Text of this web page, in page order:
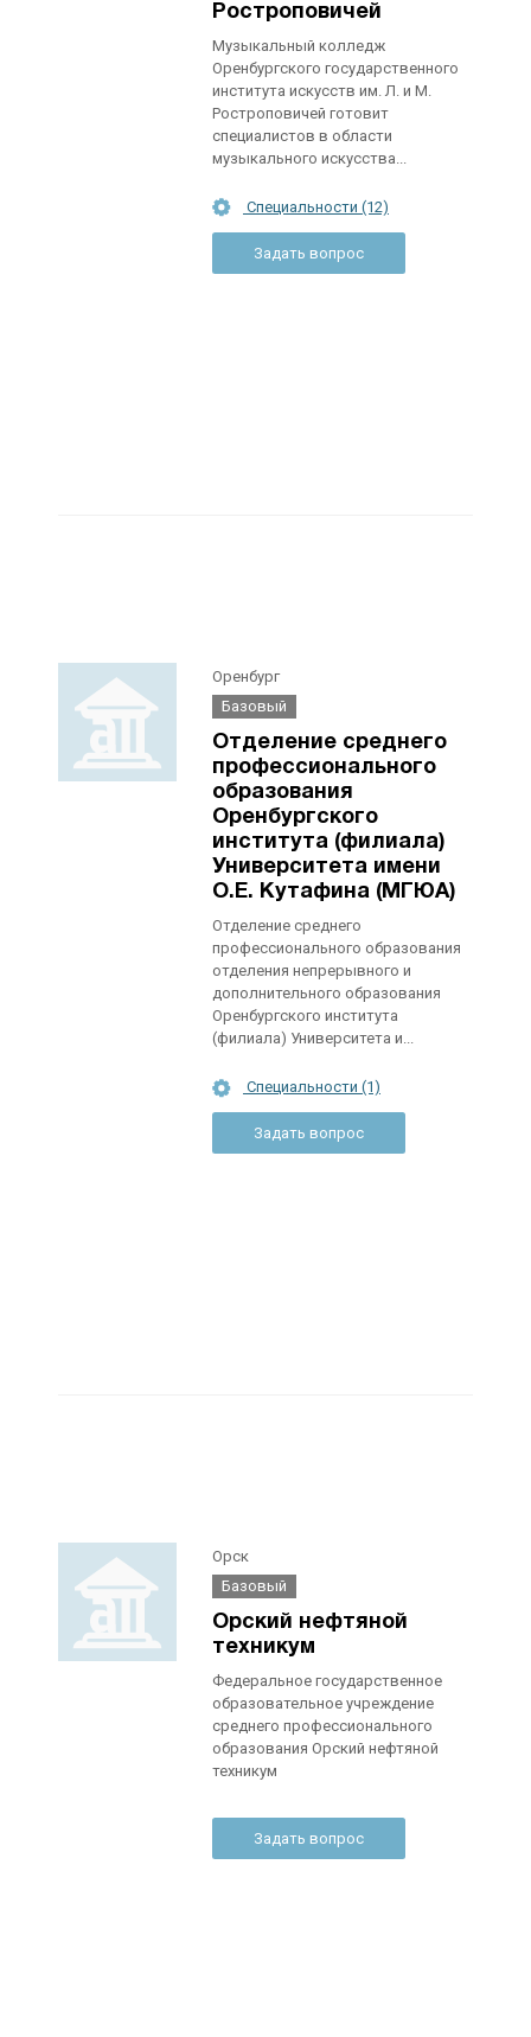
Ростроповичей
Музыкальный колледж
Оренбургского государственного
института искусств им. Л. и М.
Ростроповичей готовит
специалистов в области
музыкального искусства...
Специальности (12)
Задать вопрос
Оренбург
Базовый
Отделение среднего
профессионального
образования
Оренбургского
института (филиала)
Университета имени
О.Е. Кутафина (МГЮА)
Отделение среднего
профессионального образования
отделения непрерывного и
дополнительного образования
Оренбургского института
(филиала) Университета и...
Специальности (1)
Задать вопрос
Орск
Базовый
Орский нефтяной
техникум
Федеральное государственное
образовательное учреждение
среднего профессионального
образования Орский нефтяной
техникум
Задать вопрос